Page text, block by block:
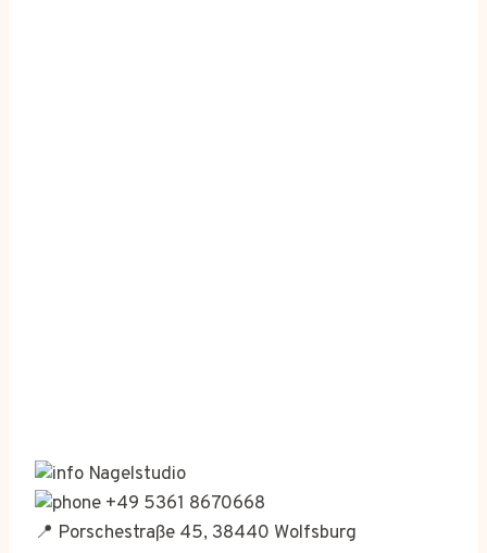
Nagelstudio
+49 5361 8670668
📍 Porschestraße 45, 38440 Wolfsburg